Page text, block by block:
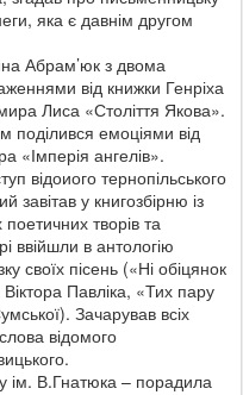
яка є давнім другом
Абрам’юк з двома
від книжки Генріха
Лиса «Століття Якова».
поділився емоціями від
«Імперія ангелів».
відоиого тернопільського
завітав у книгозбірню із
поетичних творів та
ввійшли в антологію
своїх пісень («Ні обіцянок
Павліка, «Тих пару
Зачарував всіх
відомого
ім. В.Гнатюка – порадила